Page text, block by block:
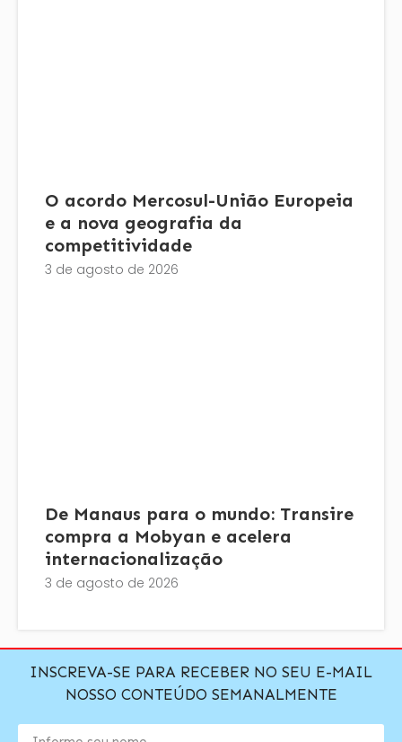
O acordo Mercosul-União Europeia
e a nova geografia da
competitividade
3 de agosto de 2026
De Manaus para o mundo: Transire
compra a Mobyan e acelera
internacionalização
3 de agosto de 2026
INSCREVA-SE PARA RECEBER NO SEU E-MAIL
NOSSO CONTEÚDO SEMANALMENTE